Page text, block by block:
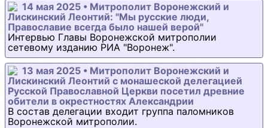
14 мая 2025 • Митрополит Воронежский и
Лискинский Леонтий: "Мы русские люди,
Православие всегда было нашей верой"
Интервью Главы Воронежской митрополии
сетевому изданию РИА "Воронеж".
13 мая 2025 • Митрополит Воронежский и
Лискинский Леонтий с монашеской делегацией
Русской Православной Церкви посетил древние
обители в окрестностях Александрии
В состав делегации входит группа паломников
Воронежской митрополии.